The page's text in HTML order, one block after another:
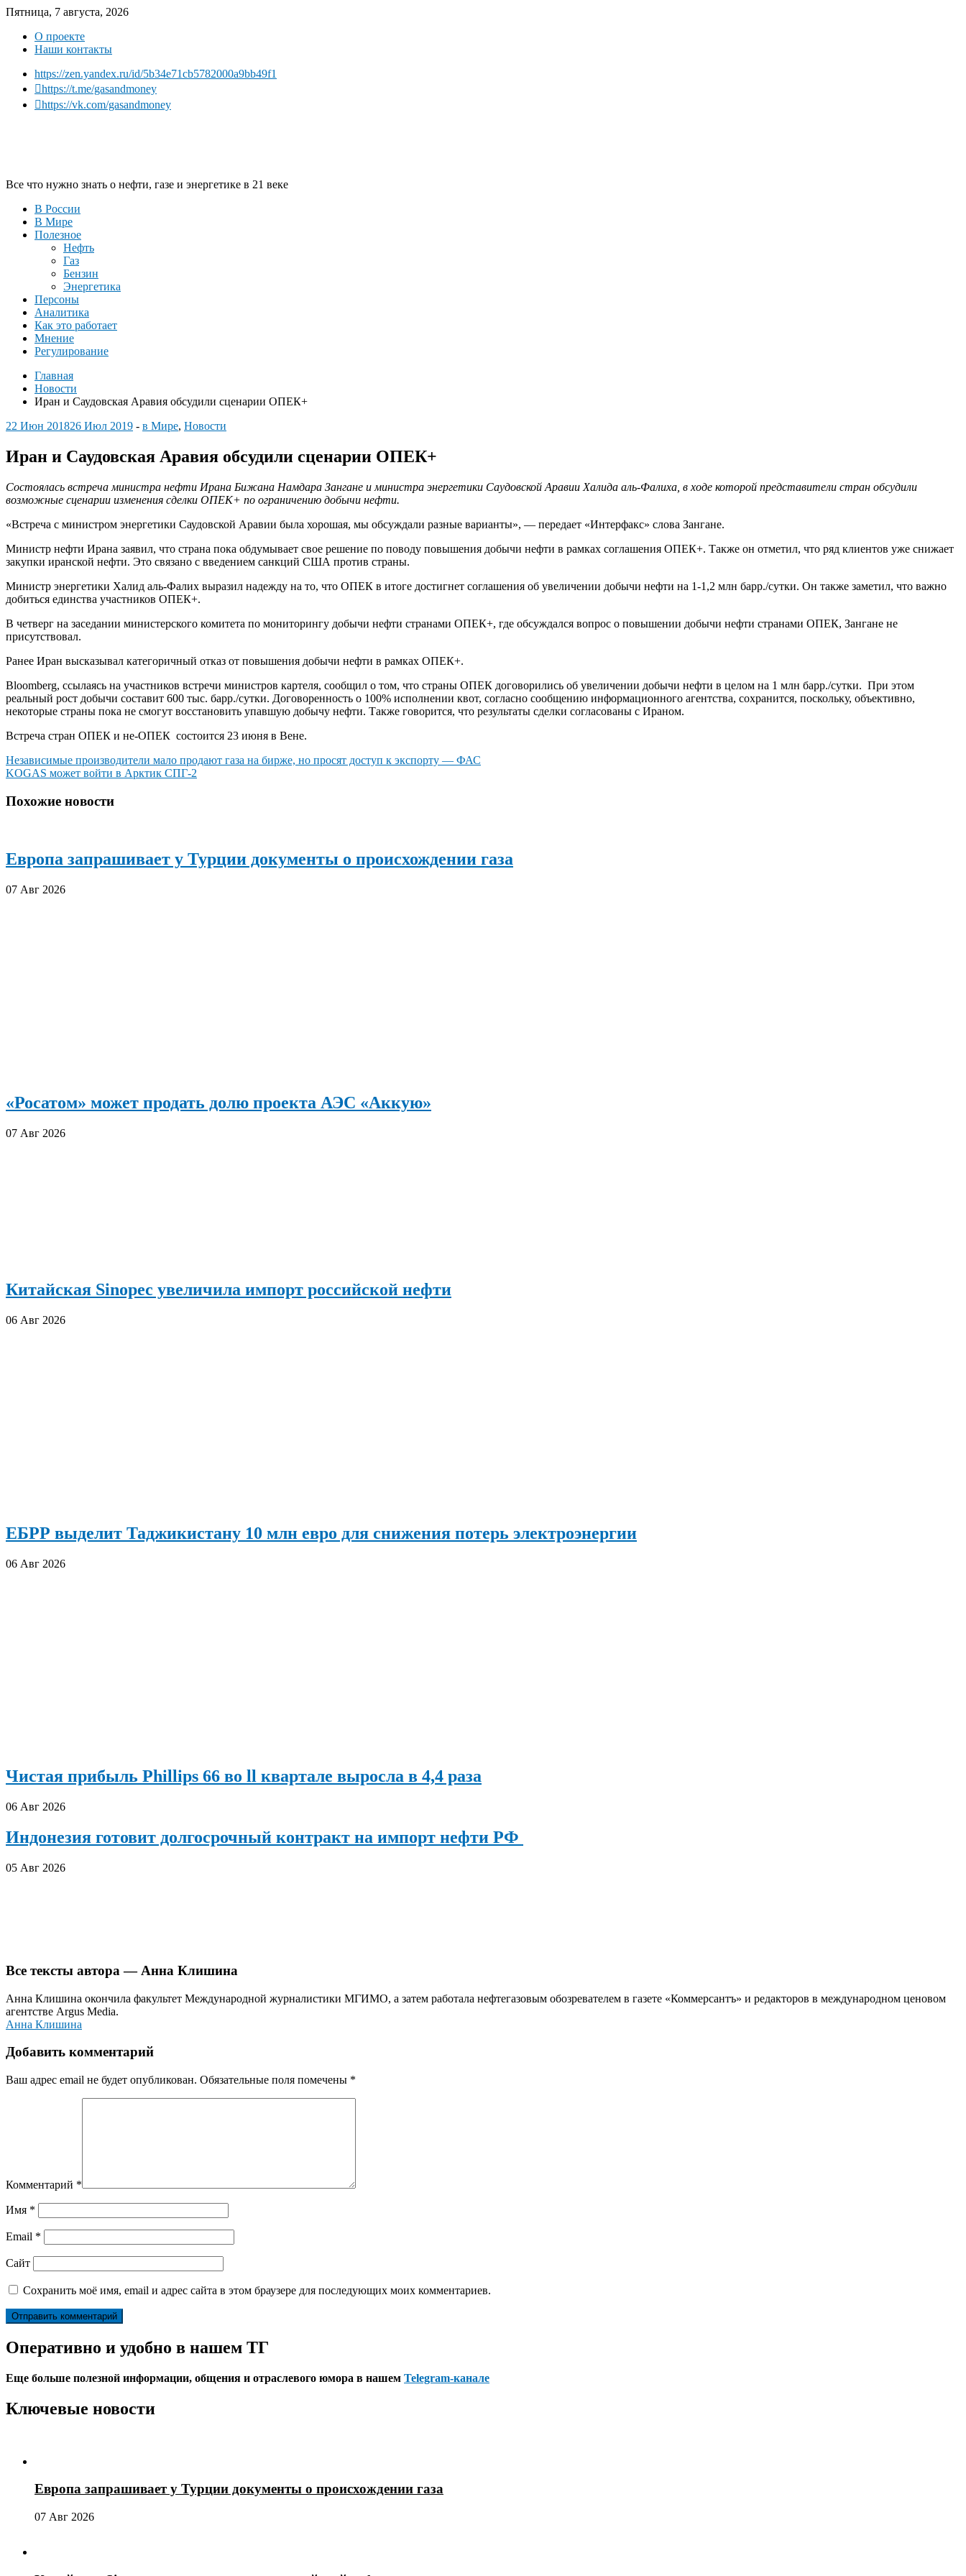
Пятница, 7 августа, 2026
О проекте
Наши контакты
https://zen.yandex.ru/id/5b34e71cb5782000a9bb49f1
https://t.me/gasandmoney
https://vk.com/gasandmoney
Все что нужно знать о нефти, газе и энергетике в 21 веке
В России
В Мире
Полезное
Нефть
Газ
Бензин
Энергетика
Персоны
Аналитика
Как это работает
Мнение
Регулирование
Главная
Новости
Иран и Саудовская Аравия обсудили сценарии ОПЕК+
22 Июн 201826 Июл 2019 - в Мире, Новости
Иран и Саудовская Аравия обсудили сценарии ОПЕК+
Состоялась встреча министра нефти Ирана Бижана Намдара Зангане и министра энергетики Саудовской Аравии Халида аль-Фалиха, в ходе которой представители стран обсудили
возможные сценарии изменения сделки ОПЕК+ по ограничению добычи нефти.
«Встреча с министром энергетики Саудовской Аравии была хорошая, мы обсуждали разные варианты», — передает «Интерфакс» слова Зангане.
Министр нефти Ирана заявил, что страна пока обдумывает свое решение по поводу повышения добычи нефти в рамках соглашения ОПЕК+. Также он отметил, что ряд клиентов уже снижает
закупки иранской нефти. Это связано с введением санкций США против страны.
Министр энергетики Халид аль-Фалих выразил надежду на то, что ОПЕК в итоге достигнет соглашения об увеличении добычи нефти на 1-1,2 млн барр./сутки. Он также заметил, что важно
добиться единства участников ОПЕК+.
В четверг на заседании министерского комитета по мониторингу добычи нефти странами ОПЕК+, где обсуждался вопрос о повышении добычи нефти странами ОПЕК, Зангане не
присутствовал.
Ранее Иран высказывал категоричный отказ от повышения добычи нефти в рамках ОПЕК+.
Bloomberg, ссылаясь на участников встречи министров картеля, сообщил о том, что страны ОПЕК договорились об увеличении добычи нефти в целом на 1 млн барр./сутки. При этом
реальный рост добычи составит 600 тыс. барр./сутки. Договоренность о 100% исполнении квот, согласно сообщению информационного агентства, сохранится, поскольку, объективно,
некоторые страны пока не смогут восстановить упавшую добычу нефти. Также говорится, что результаты сделки согласованы с Ираном.
Встреча стран ОПЕК и не-ОПЕК состоится 23 июня в Вене.
Навигация
по
записям
Независимые производители мало продают газа на бирже, но просят доступ к экспорту — ФАС
KOGAS может войти в Арктик СПГ-2
Похожие новости
Европа запрашивает у Турции документы о происхождении газа
07 Авг 2026
«Росатом» может продать долю проекта АЭС «Аккую»
07 Авг 2026
Китайская Sinopec увеличила импорт российской нефти
06 Авг 2026
ЕБРР выделит Таджикистану 10 млн евро для снижения потерь электроэнергии
06 Авг 2026
Чистая прибыль Phillips 66 во ll квартале выросла в 4,4 раза
06 Авг 2026
Индонезия готовит долгосрочный контракт на импорт нефти РФ
05 Авг 2026
Все тексты автора — Анна Клишина
Анна Клишина окончила факультет Международной журналистики МГИМО, а затем работала нефтегазовым обозревателем в газете «Коммерсантъ» и редакторов в международном ценовом
агентстве Argus Media.
Анна Клишина
Добавить комментарий
Ваш адрес email не будет опубликован. Обязательные поля помечены *
Комментарий *
Имя *
Email *
Сайт
Сохранить моё имя, email и адрес сайта в этом браузере для последующих моих комментариев.
Оперативно и удобно в нашем ТГ
Еще больше полезной информации, общения и отраслевого юмора в нашем Telegram-канале
Ключевые новости
Европа запрашивает у Турции документы о происхождении газа
07 Авг 2026